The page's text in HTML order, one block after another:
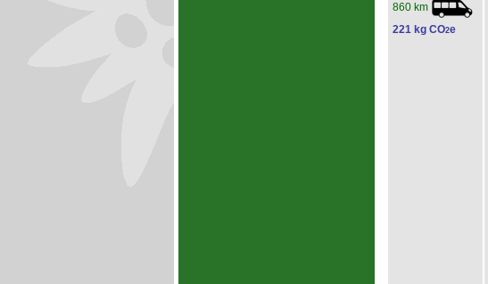
860 km
221 kg CO2e